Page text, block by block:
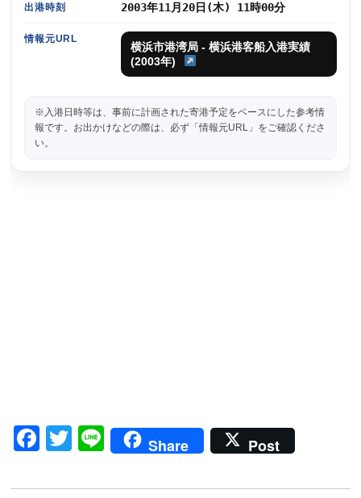
出港時刻 2003年11月20日(木) 11時00分
情報元URL
横浜市港湾局 - 横浜港客船入港実績
(2003年)
※入港日時等は、事前に計画された寄港予定をベースにした参考情
報です。お出かけなどの際は、必ず「情報元URL」をご確認くださ
い。
Facebook
Twitter
LineShare Post